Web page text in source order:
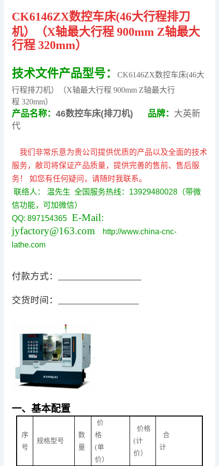
CK6146ZX数控车床(46大行程排刀
机）
（X轴最大行程 900mm Z轴最大
行程 320mm）
技术文件产品型号： CK6146ZX数控车床(46大
行程排刀机）
（X轴最大行程 900mm Z轴最大行
程 320mm）
产品名称： 46数控车床(排刀机) 品牌： 大英新
代
我们非常乐意为贵公司提供优质的产品以及全面的技术
服务，敝司将保证产品质量，提供完善的售前、售后服
务！ 如您有任何疑问，请随时我联系。
联络人： 温先生 全国服务热线：13929480028（带微
信功能，可加微信）
QQ: 897154365 E-Mail:
jyfactory@163.com
http://www.china-cnc-
lathe.com
付款方式：
交货时间：
一、基本配置
序
号
规格型号
数
量
价
格
(单
价）
价格
(计
价）
合
计